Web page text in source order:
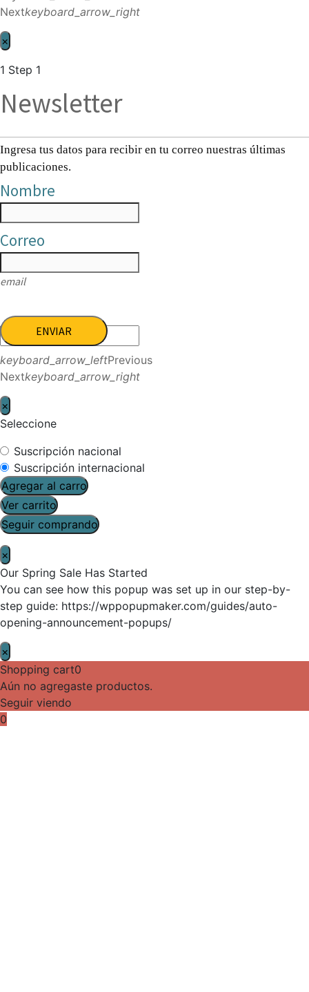
Nextkeyboard_arrow_right
×
1 Step 1
Newsletter
Ingresa tus datos para recibir en tu correo nuestras últimas
publicaciones.
Nombre
Correo
email
ENVIAR
keyboard_arrow_leftPrevious
Nextkeyboard_arrow_right
×
Seleccione
Suscripción nacional
Suscripción internacional
Agregar al carro
Ver carrito
Seguir comprando
×
Our Spring Sale Has Started
You can see how this popup was set up in our step-by-
step guide: https://wppopupmaker.com/guides/auto-
opening-announcement-popups/
×
Shopping cart0
Aún no agregaste productos.
Seguir viendo
0